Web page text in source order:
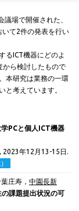
場で開催された、
いて2件の発表を行い
るICT機器にどのよ
から検討したもので
本研究は業務の一環
と考えています。
PCと個人ICT機器
, 2023年12月13-15日.
庄寿， 中園長新
課題提出状況の可